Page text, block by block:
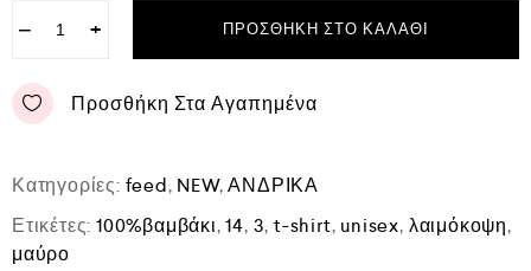
− + ΠΡΟΣΘΉΚΗ ΣΤΟ ΚΑΛΆΘΙ
Προσθήκη Στα Αγαπημένα
Κατηγορίες: feed, NEW,ΑΝΔΡΙΚΑ
Ετικέτες: 100%βαμβάκι,14, 3,t-shirt, unisex, λαιμόκοψη,
μαύρο